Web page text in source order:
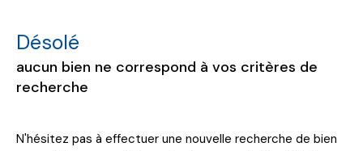
Désolé
aucun bien ne correspond à vos critères de
recherche
N'hésitez pas à effectuer une nouvelle recherche de bien